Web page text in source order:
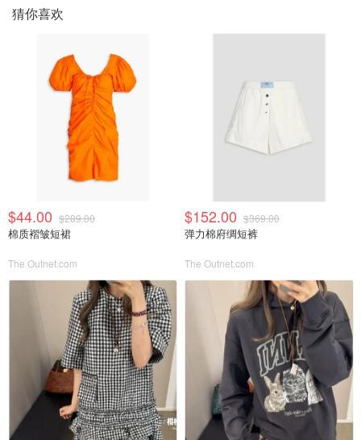
猜你喜欢
$44.00 $289.00
棉质褶皱短裙
The Outnet.com
$152.00 $369.00
弹力棉府绸短裤
The Outnet.com